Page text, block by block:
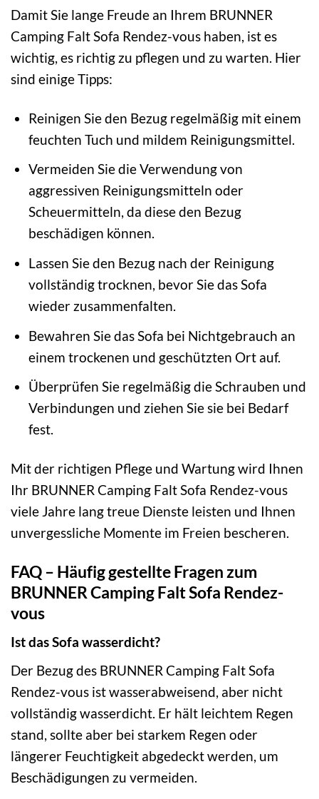
Damit Sie lange Freude an Ihrem BRUNNER
Camping Falt Sofa Rendez-vous haben, ist es
wichtig, es richtig zu pflegen und zu warten. Hier
sind einige Tipps:
Reinigen Sie den Bezug regelmäßig mit einem
feuchten Tuch und mildem Reinigungsmittel.
Vermeiden Sie die Verwendung von
aggressiven Reinigungsmitteln oder
Scheuermitteln, da diese den Bezug
beschädigen können.
Lassen Sie den Bezug nach der Reinigung
vollständig trocknen, bevor Sie das Sofa
wieder zusammenfalten.
Bewahren Sie das Sofa bei Nichtgebrauch an
einem trockenen und geschützten Ort auf.
Überprüfen Sie regelmäßig die Schrauben und
Verbindungen und ziehen Sie sie bei Bedarf
fest.
Mit der richtigen Pflege und Wartung wird Ihnen
Ihr BRUNNER Camping Falt Sofa Rendez-vous
viele Jahre lang treue Dienste leisten und Ihnen
unvergessliche Momente im Freien bescheren.
FAQ – Häufig gestellte Fragen zum
BRUNNER Camping Falt Sofa Rendez-
vous
Ist das Sofa wasserdicht?
Der Bezug des BRUNNER Camping Falt Sofa
Rendez-vous ist wasserabweisend, aber nicht
vollständig wasserdicht. Er hält leichtem Regen
stand, sollte aber bei starkem Regen oder
längerer Feuchtigkeit abgedeckt werden, um
Beschädigungen zu vermeiden.